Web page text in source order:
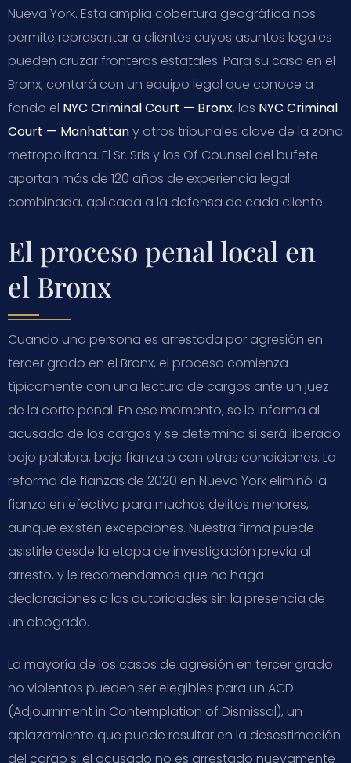
Nueva York. Esta amplia cobertura geográfica nos
permite representar a clientes cuyos asuntos legales
pueden cruzar fronteras estatales. Para su caso en el
Bronx, contará con un equipo legal que conoce a
fondo el NYC Criminal Court — Bronx, los NYC Criminal
Court — Manhattany otros tribunales clave de la zona
metropolitana. El Sr. Sris y los Of Counsel del bufete
aportan más de 120 años de experiencia legal
combinada, aplicada a la defensa de cada cliente.
El proceso penal local en
el Bronx
Cuando una persona es arrestada por agresión en
tercer grado en el Bronx, el proceso comienza
típicamente con una lectura de cargos ante un juez
de la corte penal. En ese momento, se le informa al
acusado de los cargos y se determina si será liberado
bajo palabra, bajo fianza o con otras condiciones. La
reforma de fianzas de 2020 en Nueva York eliminó la
fianza en efectivo para muchos delitos menores,
aunque existen excepciones. Nuestra firma puede
asistirle desde la etapa de investigación previa al
arresto, y le recomendamos que no haga
declaraciones a las autoridades sin la presencia de
un abogado.
La mayoría de los casos de agresión en tercer grado
no violentos pueden ser elegibles para un ACD
(Adjournment in Contemplation of Dismissal), un
aplazamiento que puede resultar en la desestimación
del cargo si el acusado no es arrestado nuevamente